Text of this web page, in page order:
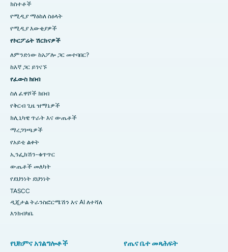
ክስተቶች
የሚዲያ ማዕከለ ስዕላት
የሚዲያ እውቂያዎች
የኮርፖሬት ሽርክናዎች
ለምንድነው ከአፖሎ ጋር መተባበር?
ከእኛ ጋር ይገናኙ
የፈውስ ክበብ
ስለ ፈዋሾች ክበብ
የቅርብ ጊዜ ዝማኔዎች
ክሊኒካዊ ጥራት እና ውጤቶች
ማረጋገጫዎች
የአይቲ ልቀት
ኢንፌክሽን-ቁጥጥር
ውጤቶች መለካት
የደህንነት ደህንነት
TASCC
ዲጂታል ትራንስፎርሜሽን እና AI ለተሻለ
እንክብካቤ
የህክምና አገልግሎቶች የጤና ቤተ መጻሕፍት